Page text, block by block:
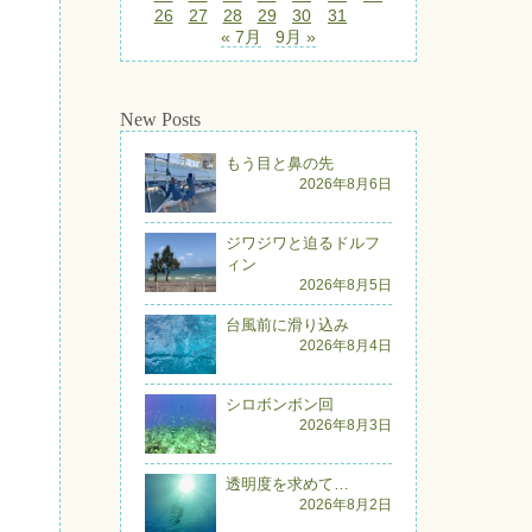
26
27 28 29 30
31
« 7月
9月 »
New Posts
もう目と鼻の先
2026年8月6日
ジワジワと迫るドルフ
ィン
2026年8月5日
台風前に滑り込み
2026年8月4日
シロボンボン回
2026年8月3日
透明度を求めて…
2026年8月2日